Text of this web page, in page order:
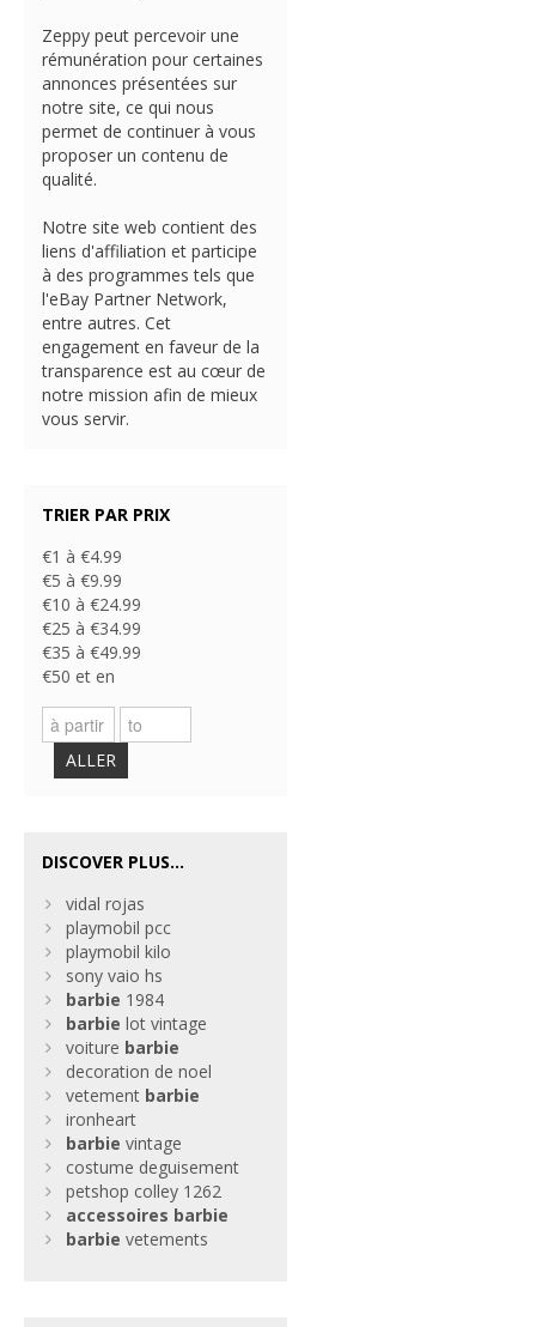
Zeppy peut percevoir une
rémunération pour certaines
annonces présentées sur
notre site, ce qui nous
permet de continuer à vous
proposer un contenu de
qualité.
Notre site web contient des
liens d'affiliation et participe
à des programmes tels que
l'eBay Partner Network,
entre autres. Cet
engagement en faveur de la
transparence est au cœur de
notre mission afin de mieux
vous servir.
TRIER PAR PRIX
€1 à €4.99
€5 à €9.99
€10 à €24.99
€25 à €34.99
€35 à €49.99
€50 et en
ALLER
DISCOVER PLUS...
vidal rojas
playmobil pcc
playmobil kilo
sony vaio hs
barbie 1984
barbie lot vintage
voiture barbie
decoration de noel
vetement barbie
ironheart
barbie vintage
costume deguisement
petshop colley 1262
accessoires barbie
barbie vetements